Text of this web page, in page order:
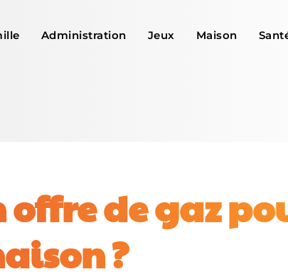
Administration Jeux Maison
de gaz
?